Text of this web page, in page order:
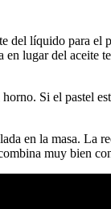
del líquido para el
lugar del aceite
Si el pastel
en la masa. La
muy bien